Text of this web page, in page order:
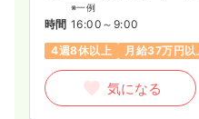
※一例
時間 16:00～9:00
4週8休以上
月給37万円以
気になる